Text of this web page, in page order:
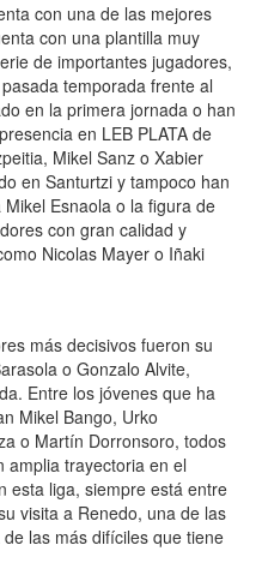
con una de las mejores
con una plantilla muy
de importantes jugadores,
temporada frente al
en la primera jornada o han
en LEB PLATA de
Mikel Sanz o Xabier
en Santurtzi y tampoco han
Esnaola o la figura de
con gran calidad y
Nicolas Mayer o Iñaki
más decisivos fueron su
o Gonzalo Alvite,
Entre los jóvenes que ha
Mikel Bango, Urko
o Martín Dorronsoro, todos
amplia trayectoria en el
esta liga, siempre está entre
visita a Renedo, una de las
las más difíciles que tiene